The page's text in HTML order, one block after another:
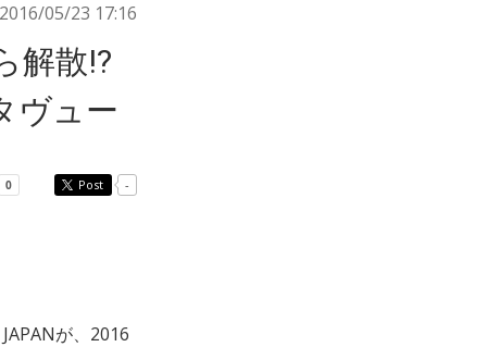
2016/05/23 17:16
解散!?
ヴュー
Post -
が、2016